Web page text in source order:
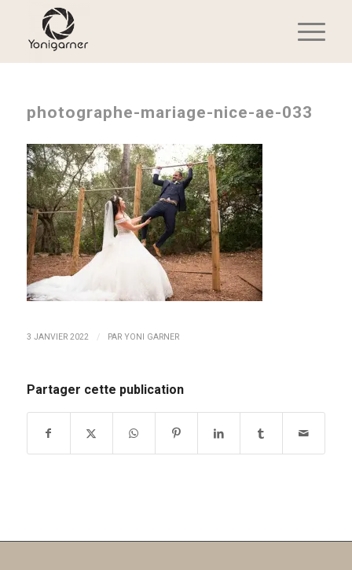
photographe-mariage-nice-ae-033
3 JANVIER 2022 / PAR YONI GARNER
Partager cette publication